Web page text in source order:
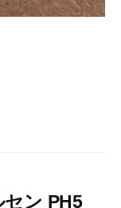
セン PH5